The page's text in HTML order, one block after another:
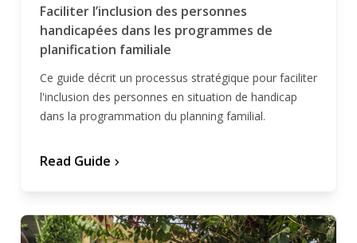
Faciliter l’inclusion des personnes
handicapées dans les programmes de
planification familiale
Ce guide décrit un processus stratégique pour faciliter
l'inclusion des personnes en situation de handicap
dans la programmation du planning familial.
Read Guide chevron_forward